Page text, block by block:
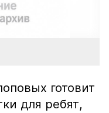
готовит
для ребят,